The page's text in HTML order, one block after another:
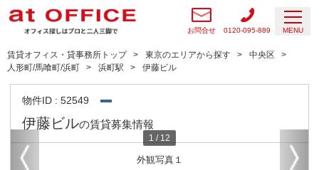
お問合せ 0120-095-889 MENU
賃貸オフィス・貸事務所トップ 東京のエリアから探す
中央区
人形町/馬喰町/浜町
浜町駅 伊藤ビル
物件ID : 52549
伊藤ビルの賃貸募集情報
外観写真１
1 / 12